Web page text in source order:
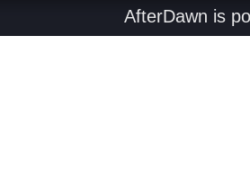
AfterDawn is